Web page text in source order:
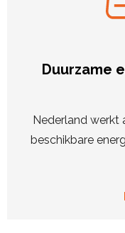
Duurzame
Nederland werkt
beschikbare